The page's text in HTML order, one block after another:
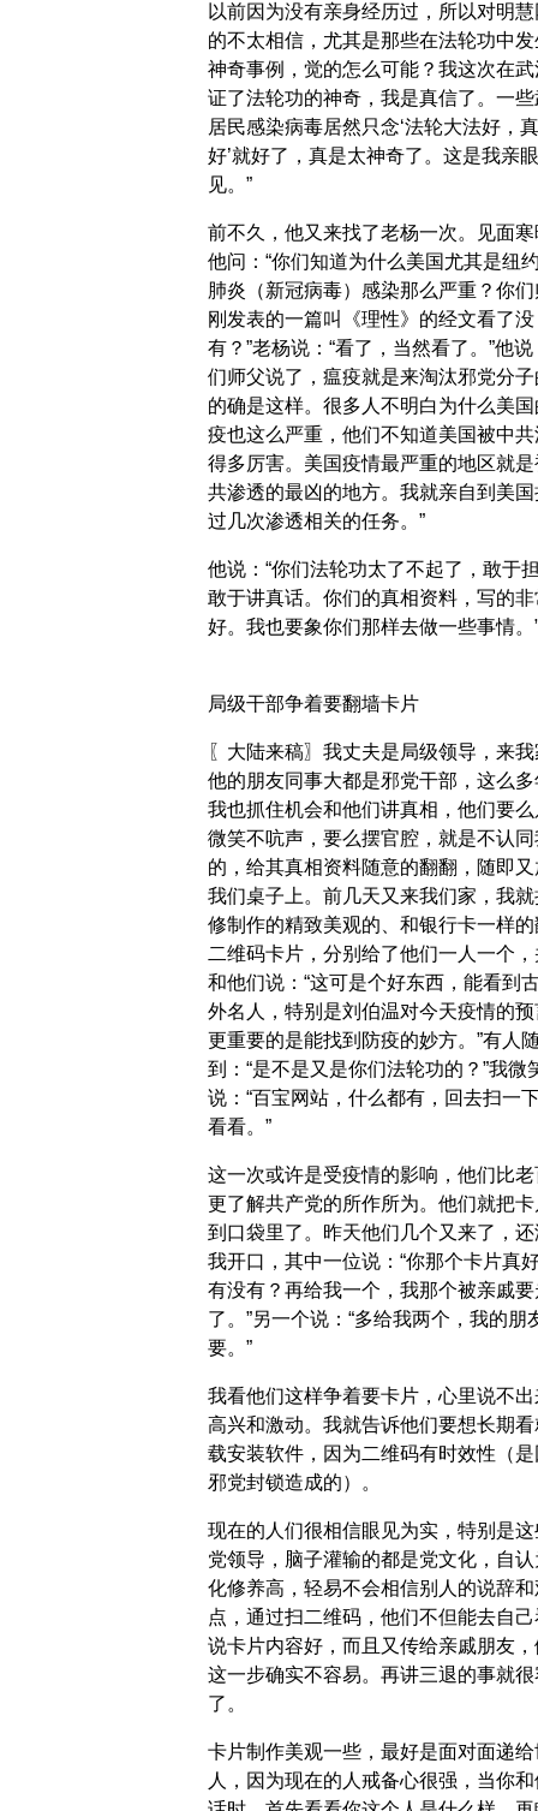
以前因为没有亲身经历过，所以对明
的不太相信，尤其是那些在法轮功中发
神奇事例，觉的怎么可能？我这次在武
证了法轮功的神奇，我是真信了。一些
居民感染病毒居然只念‘法轮大法好，
好’就好了，真是太神奇了。这是我亲
见。”
前不久，他又来找了老杨一次。见面寒
他问：“你们知道为什么美国尤其是纽
肺炎（新冠病毒）感染那么严重？你们
刚发表的一篇叫《理性》的经文看了没
有？”老杨说：“看了，当然看了。”他说
们师父说了，瘟疫就是来淘汰邪党分子
的确是这样。很多人不明白为什么美国
疫也这么严重，他们不知道美国被中共
得多厉害。美国疫情最严重的地区就是
共渗透的最凶的地方。我就亲自到美国
过几次渗透相关的任务。”
他说：“你们法轮功太了不起了，敢于
敢于讲真话。你们的真相资料，写的非
好。我也要象你们那样去做一些事情。
局级干部争着要翻墙卡片
〖大陆来稿〗我丈夫是局级领导，来
他的朋友同事大都是邪党干部，这么多
我也抓住机会和他们讲真相，他们要么
微笑不吭声，要么摆官腔，就是不认同
的，给其真相资料随意的翻翻，随即又
我们桌子上。前几天又来我们家，我就
修制作的精致美观的、和银行卡一样的
二维码卡片，分别给了他们一人一个
和他们说：“这可是个好东西，能看到
外名人，特别是刘伯温对今天疫情的预
更重要的是能找到防疫的妙方。”有人
到：“是不是又是你们法轮功的？”我微
说：“百宝网站，什么都有，回去扫一
看看。”
这一次或许是受疫情的影响，他们比老
更了解共产党的所作所为。他们就把卡
到口袋里了。昨天他们几个又来了，还
我开口，其中一位说：“你那个卡片真
有没有？再给我一个，我那个被亲戚要
了。”另一个说：“多给我两个，我的朋
要。”
我看他们这样争着要卡片，心里说不出
高兴和激动。我就告诉他们要想长期看
载安装软件，因为二维码有时效性（是
邪党封锁造成的）。
现在的人们很相信眼见为实，特别是这
党领导，脑子灌输的都是党文化，自认
化修养高，轻易不会相信别人的说辞和
点，通过扫二维码，他们不但能去自
说卡片内容好，而且又传给亲戚朋友，
这一步确实不容易。再讲三退的事就很
了。
卡片制作美观一些，最好是面对面递给
人，因为现在的人戒备心很强，当你